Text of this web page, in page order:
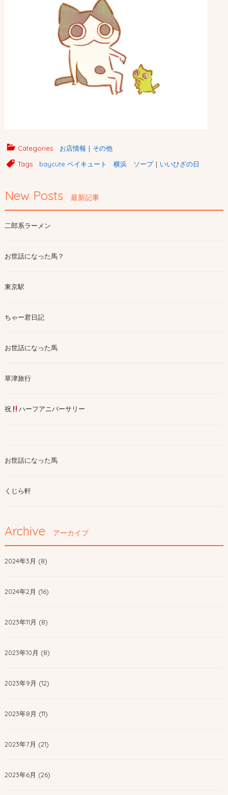
Categories お店情報 ｜ その他
Tags
baycute ベイキュート 横浜 ソープ｜ いいひざの日
New Posts 最新記事
二郎系ラーメン
お世話になった馬？
東京駅
ちゃー君日記
お世話になった馬
草津旅行
祝 ハーフアニバーサリー
お世話になった馬
くじら軒
Archive アーカイブ
2024年3月 (8)
2024年2月 (16)
2023年11月 (8)
2023年10月 (8)
2023年9月 (12)
2023年8月 (11)
2023年7月 (21)
2023年6月 (26)